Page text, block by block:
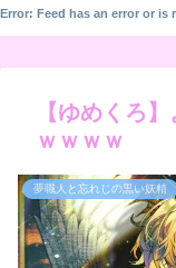
Error: Feed has an error or is
【ゆめくろ
ｗｗｗｗ
夢職人と忘れじの黒い妖精